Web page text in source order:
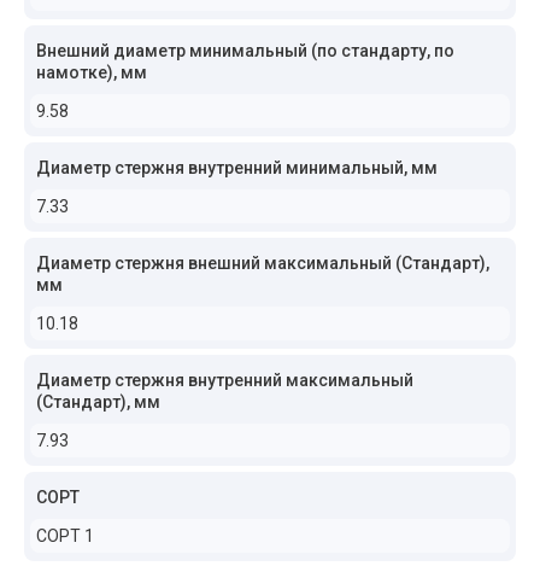
Внешний диаметр минимальный (по стандарту, по
намотке), мм
9.58
Диаметр стержня внутренний минимальный, мм
7.33
Диаметр стержня внешний максимальный (Стандарт),
мм
10.18
Диаметр стержня внутренний максимальный
(Стандарт), мм
7.93
СОРТ
СОРТ 1